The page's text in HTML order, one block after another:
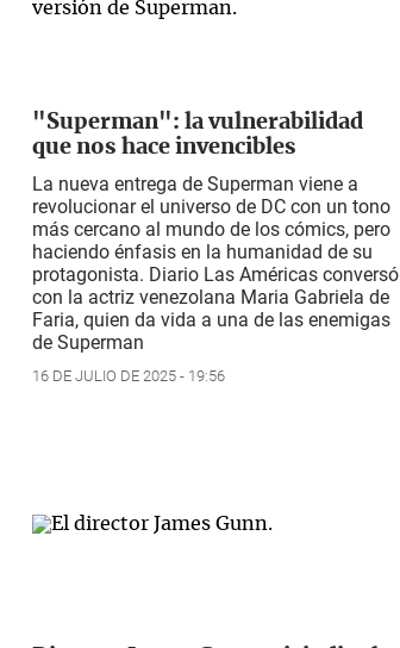
"Superman": la vulnerabilidad
que nos hace invencibles
La nueva entrega de Superman viene a
revolucionar el universo de DC con un tono
más cercano al mundo de los cómics, pero
haciendo énfasis en la humanidad de su
protagonista. Diario Las Américas conversó
con la actriz venezolana Maria Gabriela de
Faria, quien da vida a una de las enemigas
de Superman
16 DE JULIO DE 2025 - 19:56